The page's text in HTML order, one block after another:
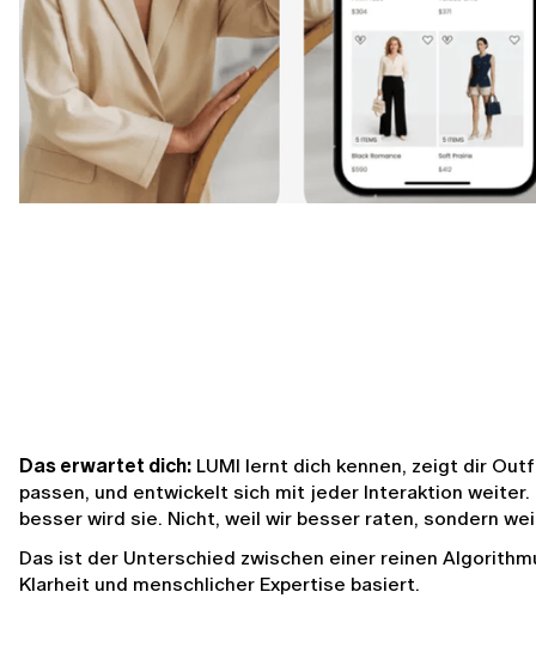
Das erwartet dich: LUMI lernt dich kennen, zeigt dir
passen, und entwickelt sich mit jeder Interaktion
besser wird sie. Nicht, weil wir besser raten, sondern
Das ist der Unterschied zwischen einer reinen
Klarheit und menschlicher Expertise basiert.